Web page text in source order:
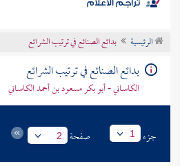
موضوعي
تراجم الأعلام
الرئيسية بدائع الصنائع في ترتيب الشرائع
بدائع الصنائع في ترتيب الشرائع
الكاساني - أبو بكر مسعود بن أحمد الكاساني
جزء 1 صفحة 2